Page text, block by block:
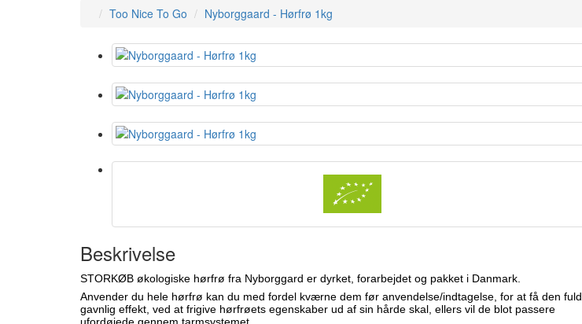
Too Nice To Go Nyborggaard - Hørfrø 1kg
Beskrivelse
STORKØB økologiske hørfrø fra Nyborggard er dyrket, forarbejdet og pakket i Danmark.
Anvender du hele hørfrø kan du med fordel kværne dem før anvendelse/indtagelse, for at få den fuld
gavnlig effekt, ved at frigive hørfrøets egenskaber ud af sin hårde skal, ellers vil de blot passere